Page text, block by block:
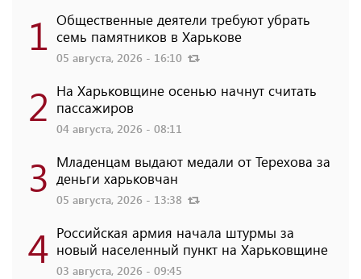
1 Общественные деятели требуют убрать
семь памятников в Харькове
05 августа, 2026 - 16:10
2 На Харьковщине осенью начнут считать
пассажиров
04 августа, 2026 - 08:11
3 Младенцам выдают медали от Терехова за
деньги харьковчан
05 августа, 2026 - 13:38
4 Российская армия начала штурмы за
новый населенный пункт на Харьковщине
03 августа, 2026 - 09:45